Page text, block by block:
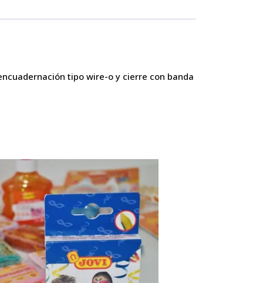
tipo wire-o y cierre con banda